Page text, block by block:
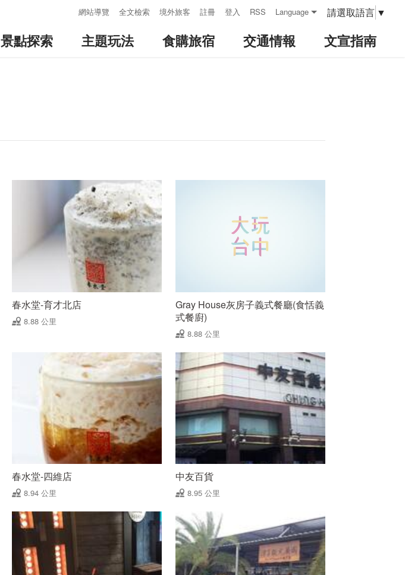
網站導覽 全文檢索 境外旅客 註冊 登入 RSS Language 請選取語言 ▼
景點探索 主題玩法 食購旅宿 交通情報 文宣指南
春水堂-育才北店
8.88 公里
Gray House灰房子義式餐廳(食恬義
式餐廚)
8.88 公里
春水堂-四維店
8.94 公里
中友百貨
8.95 公里